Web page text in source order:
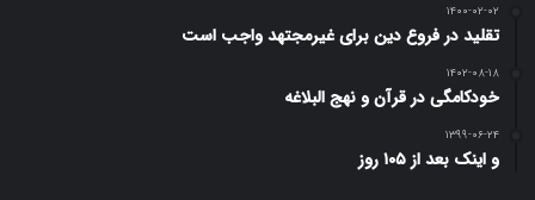
۱۴۰۰-۰۲-۰۲
تقلید در فروع دین برای غیرمجتهد واجب است
۱۴۰۲-۰۸-۱۸
خودکامگی در قرآن و نهج البلاغه
۱۳۹۹-۰۶-۲۴
و اینک بعد از ۱۰۵ روز